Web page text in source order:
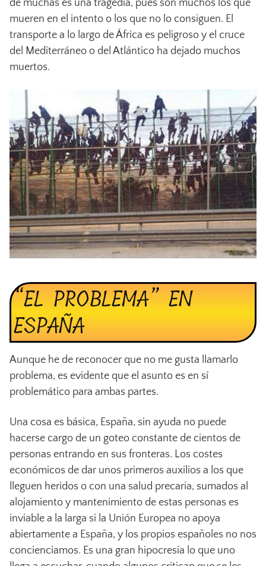
de muchas es una tragedia, pues son muchos los que
mueren en el intento o los que no lo consiguen. El
transporte a lo largo de África es peligroso y el cruce
del Mediterráneo o del Atlántico ha dejado muchos
muertos.
“EL PROBLEMA” EN
ESPAÑA
Aunque he de reconocer que no me gusta llamarlo
problema, es evidente que el asunto es en sí
problemático para ambas partes.
Una cosa es básica, España, sin ayuda no puede
hacerse cargo de un goteo constante de cientos de
personas entrando en sus fronteras. Los costes
económicos de dar unos primeros auxilios a los que
lleguen heridos o con una salud precaria, sumados al
alojamiento y mantenimiento de estas personas es
inviable a la larga si la Unión Europea no apoya
abiertamente a España, y los propios españoles no nos
concienciamos. Es una gran hipocresía lo que uno